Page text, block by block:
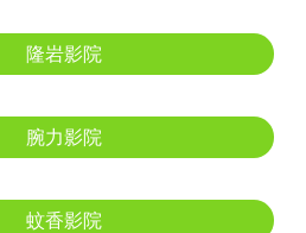
隆岩影院
腕力影院
蚊香影院